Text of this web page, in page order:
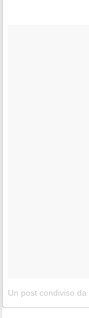
Un post condiviso da